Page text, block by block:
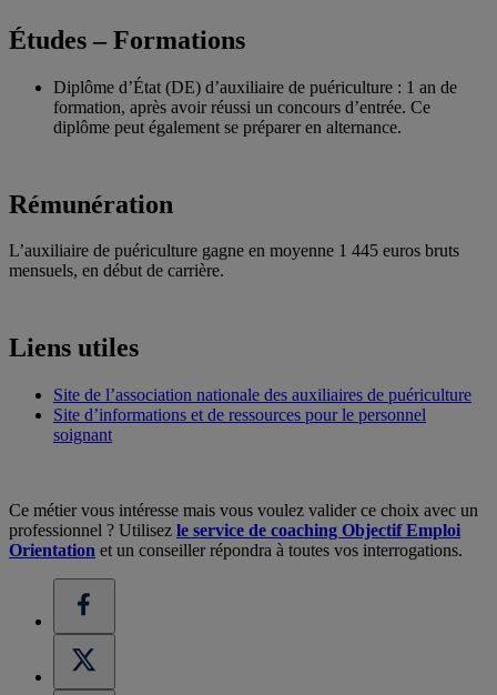
Études – Formations
Diplôme d’État (DE) d’auxiliaire de puériculture : 1 an de
formation, après avoir réussi un concours d’entrée. Ce
diplôme peut également se préparer en alternance.
Rémunération
L’auxiliaire de puériculture gagne en moyenne 1 445 euros bruts
mensuels, en début de carrière.
Liens utiles
Site de l’association nationale des auxiliaires de puériculture
Site d’informations et de ressources pour le personnel
soignant
Ce métier vous intéresse mais vous voulez valider ce choix avec un
professionnel ? Utilisez le service de coaching Objectif Emploi
Orientation et un conseiller répondra à toutes vos interrogations.